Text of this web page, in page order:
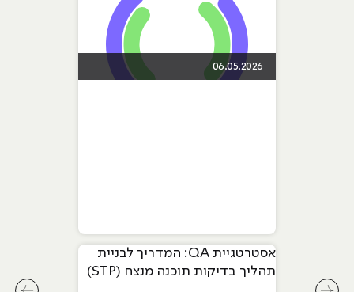
06.05.2026
אסטרטגיית QA: המדריך לבניית
תהליך בדיקות תוכנה מנצח (STP)